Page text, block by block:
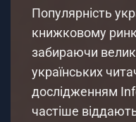
Популярність
книжковому
забираючи
українських
дослідженням
частіше